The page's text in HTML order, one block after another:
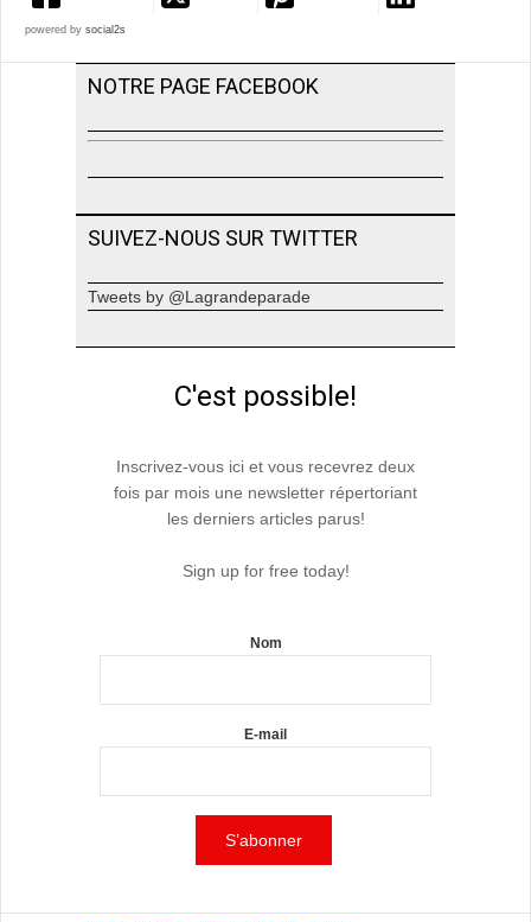
powered by social2s
NOTRE PAGE FACEBOOK
SUIVEZ-NOUS SUR TWITTER
Tweets by @Lagrandeparade
C'est possible!
Inscrivez-vous ici et vous recevrez deux
fois par mois une newsletter répertoriant
les derniers articles parus!
Sign up for free today!
Nom
E-mail